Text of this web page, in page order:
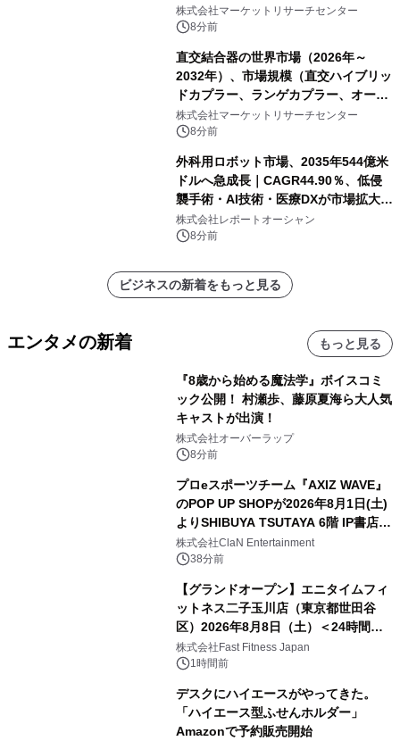
ァス合金3次元コイルコア）・分析レ
ポートを発表
株式会社マーケットリサーチセンター
8分前
直交結合器の世界市場（2026年～
2032年）、市場規模（直交ハイブリッ
ドカプラー、ランゲカプラー、オーバ
ーレイカプラー、その他）・分析レポ
ートを発表
株式会社マーケットリサーチセンター
8分前
外科用ロボット市場、2035年544億米
ドルへ急成長｜CAGR44.90％、低侵
襲手術・AI技術・医療DXが市場拡大を
牽引
株式会社レポートオーシャン
8分前
ビジネスの新着をもっと見る
エンタメの新着 もっと見る
『8歳から始める魔法学』ボイスコミ
ック公開！ 村瀬歩、藤原夏海ら大人気
キャストが出演！
株式会社オーバーラップ
8分前
プロeスポーツチーム『AXIZ WAVE』
のPOP UP SHOPが2026年8月1日(土)
よりSHIBUYA TSUTAYA 6階 IP書店で
開催決定！！
株式会社ClaN Entertainment
38分前
【グランドオープン】エニタイムフィ
ットネス二子玉川店（東京都世田谷
区）2026年8月8日（土）＜24時間年
中無休のフィットネスジム＞
株式会社Fast Fitness Japan
1時間前
デスクにハイエースがやってきた。
「ハイエース型ふせんホルダー」
Amazonで予約販売開始